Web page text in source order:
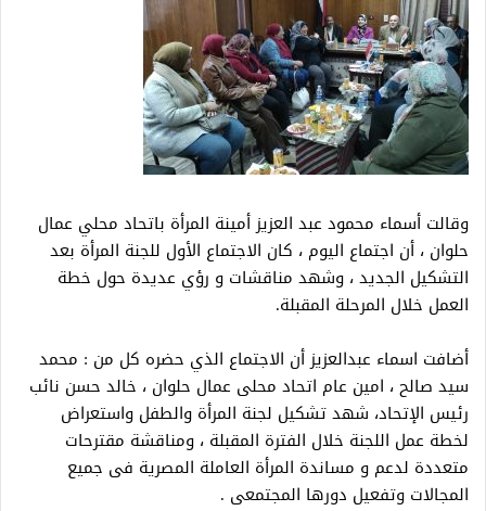
وقالت أسماء محمود عبد العزيز أمينة المرأة باتحاد محلي عمال
حلوان ، أن اجتماع اليوم ، كان الاجتماع الأول للجنة المرأة بعد
التشكيل الجديد ، وشهد مناقشات و رؤي عديدة حول خطة
العمل خلال المرحلة المقبلة.
أضافت اسماء عبدالعزيز أن الاجتماع الذي حضره كل من : محمد
سيد صالح ، امين عام اتحاد محلى عمال حلوان ، خالد حسن نائب
رئيس الإتحاد، شهد تشكيل لجنة المرأة والطفل واستعراض
لخطة عمل اللجنة خلال الفترة المقبلة ، ومناقشة مقترحات
متعددة لدعم و مساندة المرأة العاملة المصرية فى جميع
المجالات وتفعيل دورها المجتمعى .